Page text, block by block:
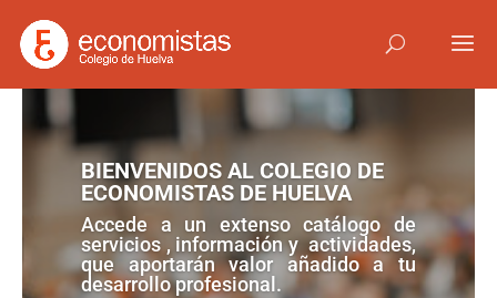
BIENVENIDOS AL COLEGIO DE
ECONOMISTAS DE HUELVA
Accede a un extenso catálogo de
servicios , información y actividades,
que aportarán valor añadido a tu
desarrollo profesional.